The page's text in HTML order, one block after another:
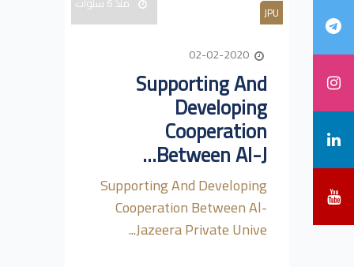
JPU
Supporting And
Developing
Cooperation
Between Al-J...
Supporting And Developing
Cooperation Between Al-
Jazeera Private Unive...